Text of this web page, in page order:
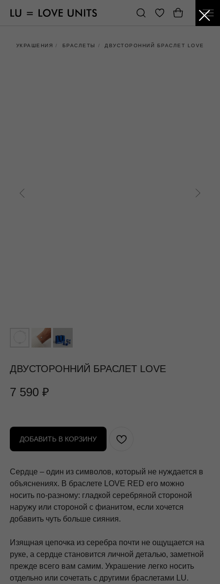
УКРАШЕНИЯ / БРАСЛЕТЫ / ДВУСТОРОННИЙ БРАСЛЕТ LOVE
ДВУСТОРОННИЙ БРАСЛЕТ LOVE
7 590 ₽
ДОБАВИТЬ В КОРЗИНУ
Сердце – один из символов, который не нуждается в
объяснениях. В браслете LOVE RED его можно
носить по-разному: гладкой серебряной стороной
наружу или стороной с фианитом, если хочется
добавить чуть больше сияния.
Изящная цепочка из серебра почти не ощущается на
руке, а сердце становится личной деталью, заметной
прежде всего вам самим. Украшение легко носить
отдельно или сочетать с другими браслетами LU.